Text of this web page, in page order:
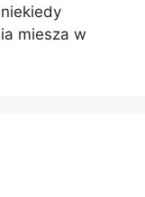
miesza w